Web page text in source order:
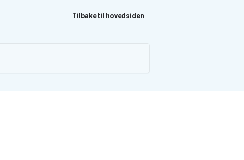
Tilbake til hovedsiden